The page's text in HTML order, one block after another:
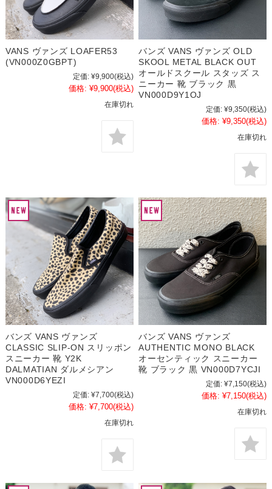
VANS ヴァンズ LOAFER53
(VN000Z0GBPT)
定価: ¥9,900(税込)
価格: ¥9,900(税込)
在庫切れ
バンズ VANS ヴァンズ OLD
SKOOL METAL BLACK OUT
オールドスクール スタッズ ス
ニーカー 靴 ブラック 黒
VN000D9Y1OJ
定価: ¥9,350(税込)
価格: ¥9,350(税込)
在庫切れ
バンズ VANS ヴァンズ
CLASSIC SLIP-ON スリッポン
スニーカー 靴 Y2K
DALMATIAN ダルメシアン
VN000D6YEZI
定価: ¥7,700(税込)
価格: ¥7,700(税込)
在庫切れ
バンズ VANS ヴァンズ
AUTHENTIC MONO BLACK
オーセンティック スニーカー
靴 ブラック 黒 VN000D7YCJI
定価: ¥7,150(税込)
価格: ¥7,150(税込)
在庫切れ